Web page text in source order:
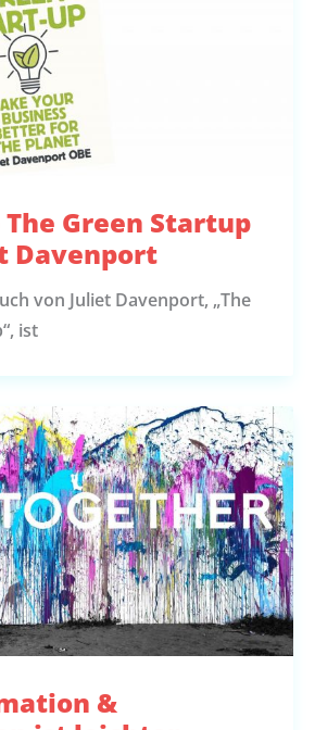
Green Startup
Davenport
von Juliet Davenport, „The
ist
&